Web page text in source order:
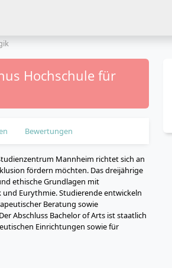
Hochschule für
Bewertungen
Mannheim richtet sich an
fördern möchten. Das dreijährige
ethische Grundlagen mit
Eurythmie. Studierende entwickeln
Beratung sowie
Abschluss Bachelor of Arts ist staatlich
Einrichtungen sowie für